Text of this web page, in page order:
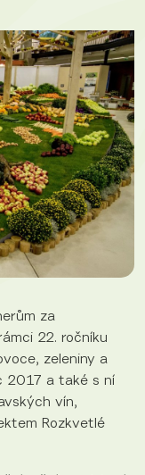
za
22. ročníku
zeleniny a
2017 a také s ní
vín,
Rozkvetlé